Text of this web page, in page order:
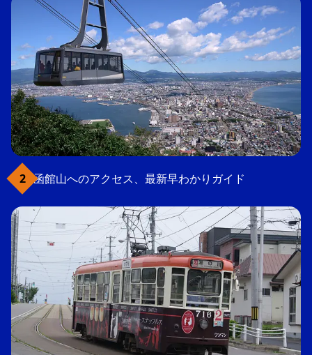
函館山へのアクセス、最新早わかりガイド